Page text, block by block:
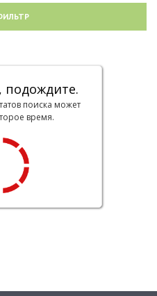
подождите.
поиска может
время.